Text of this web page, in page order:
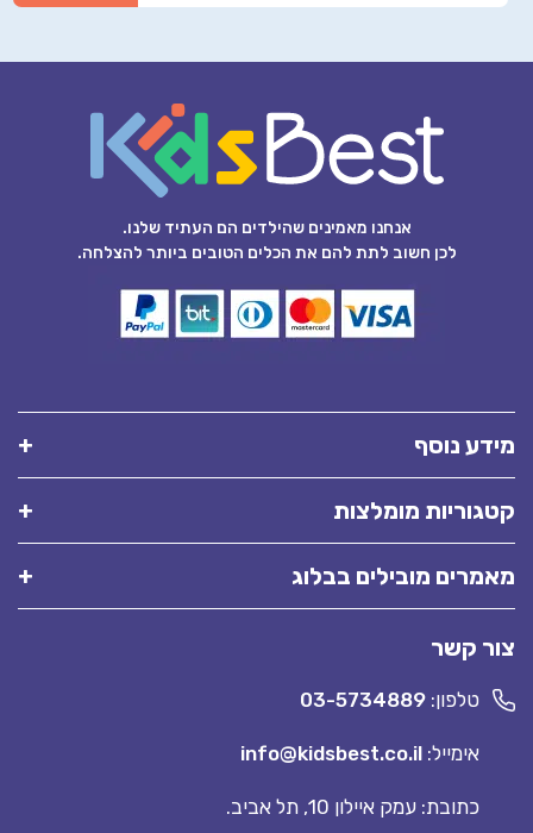
אנחנו מאמינים שהילדים הם העתיד שלנו.
לכן חשוב לתת להם את הכלים הטובים ביותר להצלחה.
מידע נוסף
קטגוריות מומלצות
מאמרים מובילים בבלוג
צור קשר
טלפון: 03-5734889
אימייל: info@kidsbest.co.il
כתובת: עמק איילון 10, תל אביב.